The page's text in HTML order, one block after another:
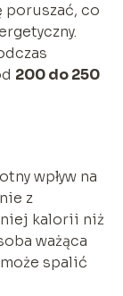
poruszać, co
200 do 250
wpływ na
z
kalorii niż
ważąca
spalić